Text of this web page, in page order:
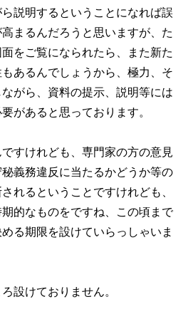
説明するということになれば誤
まるんだろうと思いますが、た
をご覧になられたら、また新た
あるんでしょうから、極力、そ
がら、資料の提示、説明等には
があると思っております。
すけれども、専門家の方の意見
義務違反に当たるかどうか等の
れるということですけれども、
的なものをですね、この頃まで
る期限を設けていらっしゃいま
設けておりません。